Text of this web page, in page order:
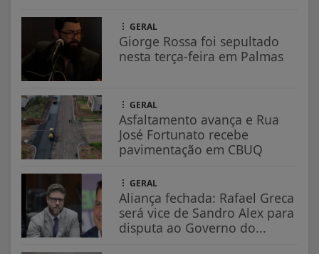
GERAL
Giorge Rossa foi sepultado
nesta terça-feira em Palmas
GERAL
Asfaltamento avança e Rua
José Fortunato recebe
pavimentação em CBUQ
GERAL
Aliança fechada: Rafael Greca
será vice de Sandro Alex para
disputa ao Governo do...